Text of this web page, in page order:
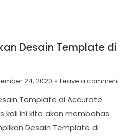
Desain Template di
24, 2020 Leave a comment
Template di Accurate
kali ini kita akan membahas
Desain Template di